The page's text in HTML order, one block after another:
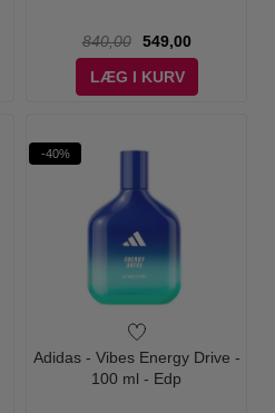
840,00
549,00
LÆG I KURV
-40%
Adidas - Vibes Energy Drive -
100 ml - Edp